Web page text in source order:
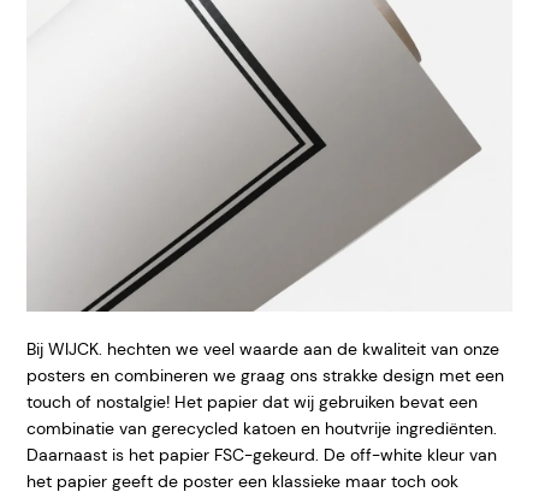
Bij WIJCK. hechten we veel waarde aan de kwaliteit van onze
posters en combineren we graag ons strakke design met een
touch of nostalgie! Het papier dat wij gebruiken bevat een
combinatie van gerecycled katoen en houtvrije ingrediënten.
Daarnaast is het papier FSC-gekeurd. De off-white kleur van
het papier geeft de poster een klassieke maar toch ook